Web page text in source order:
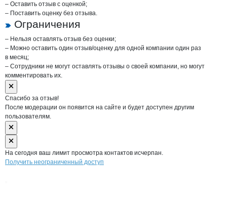
– Оставить отзыв с оценкой;
– Поставить оценку без отзыва.
Ограничения
– Нельзя оставлять отзыв без оценки;
– Можно оставить один отзыв/оценку для одной компании один раз
в месяц;
– Сотрудники не могут оставлять отзывы о своей компании, но могут
комментировать их.
Спасибо за отзыв!
После модерации он появится на сайте и будет доступен другим
пользователям.
На сегодня ваш лимит просмотра контактов исчерпан.
Получить неограниченный доступ